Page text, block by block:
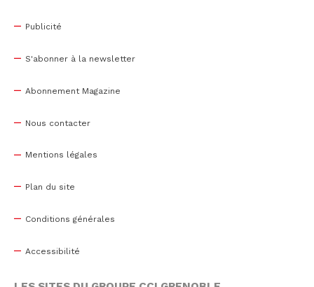
Publicité
S'abonner à la newsletter
Abonnement Magazine
Nous contacter
Mentions légales
Plan du site
Conditions générales
Accessibilité